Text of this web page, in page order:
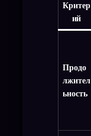
Критер
ий
Продо
лжител
ьность